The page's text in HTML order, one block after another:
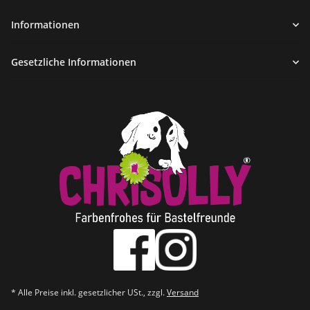
Informationen
Gesetzliche Informationen
* Alle Preise inkl. gesetzlicher USt., zzgl.Versand